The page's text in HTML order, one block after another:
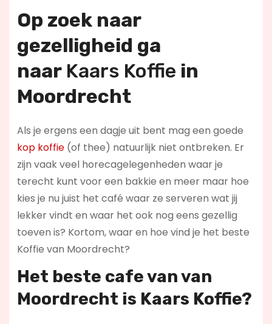
Op zoek naar
gezelligheid ga
naar Kaars Koffie in
Moordrecht
Als je ergens een dagje uit bent mag een goede
kop koffie(of thee) natuurlijk niet ontbreken. Er
zijn vaak veel horecagelegenheden waar je
terecht kunt voor een bakkie en meer maar hoe
kies je nu juist het café waar ze serveren wat jij
lekker vindt en waar het ook nog eens gezellig
toeven is? Kortom, waar en hoe vind je het beste
Koffie van Moordrecht?
Het beste cafe van van
Moordrecht is Kaars Koffie?